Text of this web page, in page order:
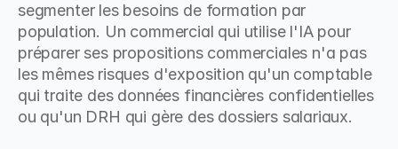
segmenter les besoins de formation par
population. Un commercial qui utilise l'IA pour
préparer ses propositions commerciales n'a pas
les mêmes risques d'exposition qu'un comptable
qui traite des données financières confidentielles
ou qu'un DRH qui gère des dossiers salariaux.